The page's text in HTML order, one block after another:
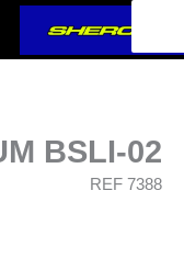
BSLI-02
REF 7388